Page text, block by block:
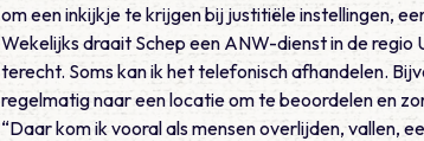
om een inkijkje te krijgen bij justitiële instellingen,
Wekelijks draait Schep een ANW-dienst in de regio
terecht. Soms kan ik het telefonisch afhandelen.
regelmatig naar een locatie om te beoordelen en
“Daar kom ik vooral als mensen overlijden, vallen,